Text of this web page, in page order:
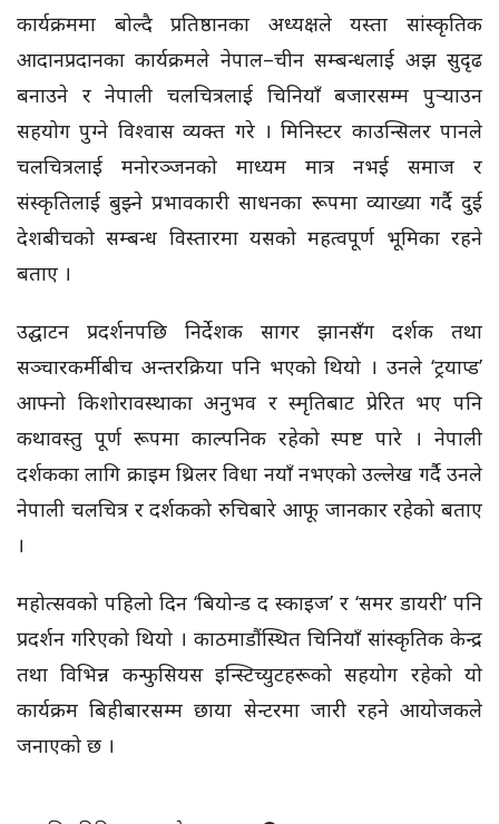
कार्यक्रममा बोल्दै प्रतिष्ठानका अध्यक्षले यस्ता सांस्कृतिक
आदानप्रदानका कार्यक्रमले नेपाल–चीन सम्बन्धलाई अझ सुदृढ
बनाउने र नेपाली चलचित्रलाई चिनियाँ बजारसम्म पुर्‍याउन
सहयोग पुग्ने विश्वास व्यक्त गरे । मिनिस्टर काउन्सिलर पानले
चलचित्रलाई मनोरञ्जनको माध्यम मात्र नभई समाज र
संस्कृतिलाई बुझ्ने प्रभावकारी साधनका रूपमा व्याख्या गर्दै दुई
देशबीचको सम्बन्ध विस्तारमा यसको महत्वपूर्ण भूमिका रहने
बताए ।
उद्घाटन प्रदर्शनपछि निर्देशक सागर झानसँग दर्शक तथा
सञ्चारकर्मीबीच अन्तरक्रिया पनि भएको थियो । उनले ‘ट्रयाप्ड’
आफ्नो किशोरावस्थाका अनुभव र स्मृतिबाट प्रेरित भए पनि
कथावस्तु पूर्ण रूपमा काल्पनिक रहेको स्पष्ट पारे । नेपाली
दर्शकका लागि क्राइम थ्रिलर विधा नयाँ नभएको उल्लेख गर्दै उनले
नेपाली चलचित्र र दर्शकको रुचिबारे आफू जानकार रहेको बताए
।
महोत्सवको पहिलो दिन ‘बियोन्ड द स्काइज’ र ‘समर डायरी’ पनि
प्रदर्शन गरिएको थियो । काठमाडौंस्थित चिनियाँ सांस्कृतिक केन्द्र
तथा विभिन्न कन्फुसियस इन्स्टिच्युटहरूको सहयोग रहेको यो
कार्यक्रम बिहीबारसम्म छाया सेन्टरमा जारी रहने आयोजकले
जनाएको छ ।